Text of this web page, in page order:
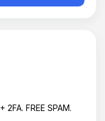
2FA. FREE SPAM.